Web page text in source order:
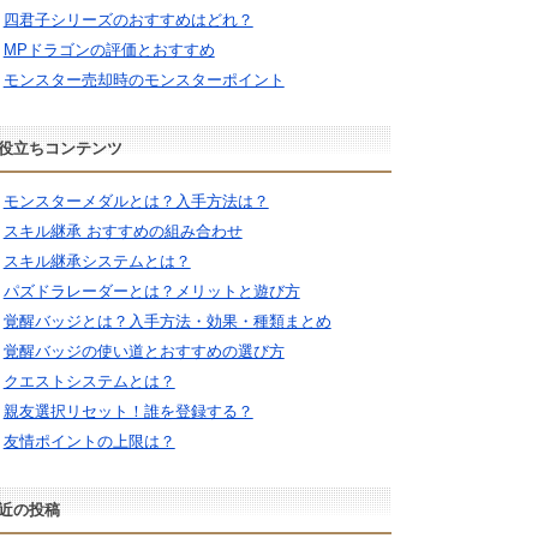
四君子シリーズのおすすめはどれ？
MPドラゴンの評価とおすすめ
モンスター売却時のモンスターポイント
立ちコンテンツ
モンスターメダルとは？入手方法は？
スキル継承 おすすめの組み合わせ
スキル継承システムとは？
パズドラレーダーとは？メリットと遊び方
覚醒バッジとは？入手方法・効果・種類まとめ
覚醒バッジの使い道とおすすめの選び方
クエストシステムとは？
親友選択リセット！誰を登録する？
友情ポイントの上限は？
の投稿